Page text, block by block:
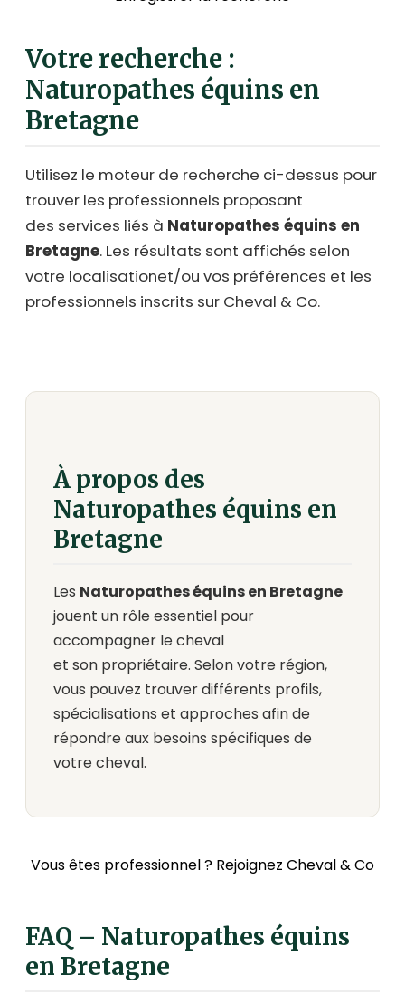
Votre recherche :
Naturopathes équins en
Bretagne
Utilisez le moteur de recherche ci-dessus pour
trouver les professionnels proposant
des services liés à Naturopathes équins en
Bretagne. Les résultats sont affichés selon
votre localisationet/ou vos préférences et les
professionnels inscrits sur Cheval & Co.
À propos des
Naturopathes équins en
Bretagne
Les Naturopathes équins en Bretagne
jouent un rôle essentiel pour
accompagner le cheval
et son propriétaire. Selon votre région,
vous pouvez trouver différents profils,
spécialisations et approches afin de
répondre aux besoins spécifiques de
votre cheval.
Vous êtes professionnel ? Rejoignez Cheval & Co
FAQ – Naturopathes équins
en Bretagne